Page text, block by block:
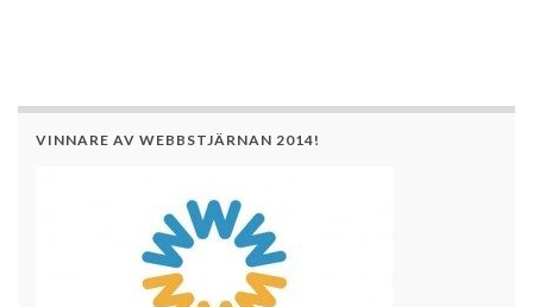
VINNARE AV WEBBSTJÄRNAN 2014!